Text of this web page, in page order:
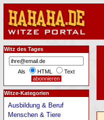
Witz des Tages
Als HTML Text
Witze-Kategorien
Ausbildung & Beruf
Menschen & Tiere